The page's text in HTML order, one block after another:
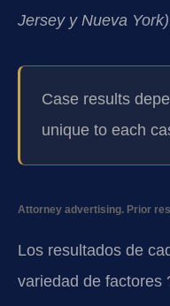
Jersey y Nueva
Case results
unique to each
Attorney advertising. Prior
Los resultados de
variedad de factores